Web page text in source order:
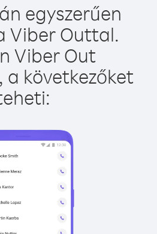
egyszerűen
Viber Outtal.
Viber Out
a következőket